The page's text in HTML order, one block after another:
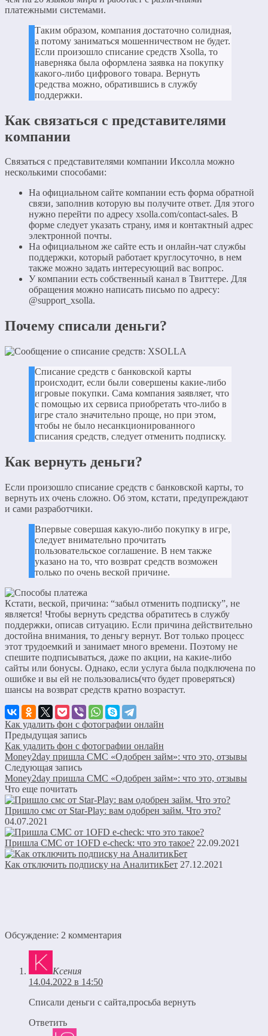
платежными системами.
Таким образом, компания достаточно солидная,
а потому заниматься мошенничеством не будет.
Если произошло списание средств Xsolla, то
наверняка была оформлена заявка на покупку
какого-либо цифрового товара. Вернуть
средства можно, обратившись в службу
поддержки.
Как связаться с представителями
компании
Связаться с представителями компании Иксолла можно
несколькими способами:
На официальном сайте компании есть форма обратной
связи, заполнив которую вы получите ответ. Для этого
нужно перейти по адресу xsolla.com/contact-sales. В
форме следует указать страну, имя и контактный адрес
электронной почты.
На официальном же сайте есть и онлайн-чат службы
поддержки, который работает круглосуточно, в нем
также можно задать интересующий вас вопрос.
У компании есть собственный канал в Твиттере. Для
обращения можно написать письмо по адресу:
@support_xsolla.
Почему списали деньги?
Списание средств с банковской карты
происходит, если были совершены какие-либо
игровые покупки. Сама компания заявляет, что
с помощью их сервиса приобретать что-либо в
игре стало значительно проще, но при этом,
чтобы не было несанкционированного
списания средств, следует отменить подписку.
Как вернуть деньги?
Если произошло списание средств с банковской карты, то
вернуть их очень сложно. Об этом, кстати, предупреждают
и сами разработчики.
Впервые совершая какую-либо покупку в игре,
следует внимательно прочитать
пользовательское соглашение. В нем также
указано на то, что возврат средств возможен
только по очень веской причине.
Кстати, веской, причина: “забыл отменить подписку”, не
является! Чтобы вернуть средства обратитесь в службу
поддержки, описав ситуацию. Если причина действительно
достойна внимания, то деньгу вернут. Вот только процесс
этот трудоемкий и занимает много времени. Поэтому не
спешите подписываться, даже по акции, на какие-либо
сайты или бонусы. Однако, если услуга была подключена по
ошибке и вы ей не пользовались(что будет проверяться)
шансы на возврат средств кратно возрастут.
Как удалить фон с фотографии онлайн
Предыдущая запись
Как удалить фон с фотографии онлайн
Money2day пришла СМС «Одобрен займ»: что это, отзывы
Следующая запись
Money2day пришла СМС «Одобрен займ»: что это, отзывы
Что еще почитать
Пришло смс от Star-Play: вам одобрен займ. Что это?
04.07.2021
Пришла СМС от 1OFD e-check: что это такое? 22.09.2021
Как отключить подписку на АналитикБет 27.12.2021
Обсуждение: 2 комментария
Ксения
14.04.2022 в 14:50
Списали деньги с сайта,просьба вернуть
Ответить